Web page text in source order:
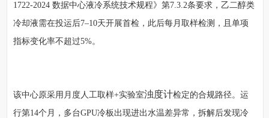
1722-2024 数据中心液冷系统技术规程》第7.3.2条要求，乙二醇类
冷却液需在投运后7–10天开展首检，此后每月取样检测，且单项
指标变化率不超过5%。
该中心原采用月度人工取样+实验室浊度计检定的合规路径。运
行第14个月，多台GPU冷板出现进出水温差异常，拆解后发现冷